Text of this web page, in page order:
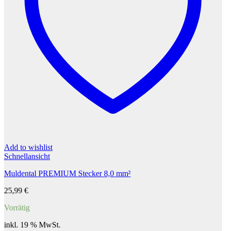
Add to wishlist
Schnellansicht
Muldental PREMIUM Stecker 8,0 mm²
25,99 €
Vorrätig
inkl. 19 % MwSt.